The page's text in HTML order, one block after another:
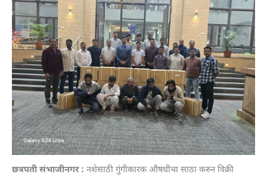
छत्रपती संभाजीनगर : नशेसाठी गुंगीकारक औषधीचा साठा करुन विक्री